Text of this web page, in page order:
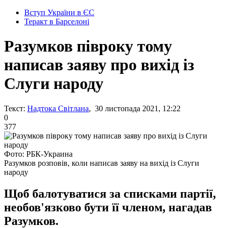
Вступ України в ЄС
Теракт в Барселоні
Разумков півроку тому
написав заяву про вихід із
Слуги народу
Текст: Надтока Світлана, 30 листопада 2021, 12:22
0
377
Фото: РБК-Украина
Разумков розповів, коли написав заяву на вихід із Слуги
народу
Щоб балотуватися за списками партії,
необов'язково бути її членом, нагадав
Разумков.